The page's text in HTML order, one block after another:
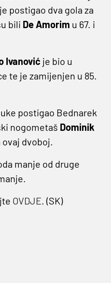
postigao dva gola za
bili De Amorim u 67. i
Ivanović je bio u
te je zamijenjen u 85.
postigao Bednarek
nogometaš Dominik
dvoboj.
manje od druge
OVDJE. (SK)